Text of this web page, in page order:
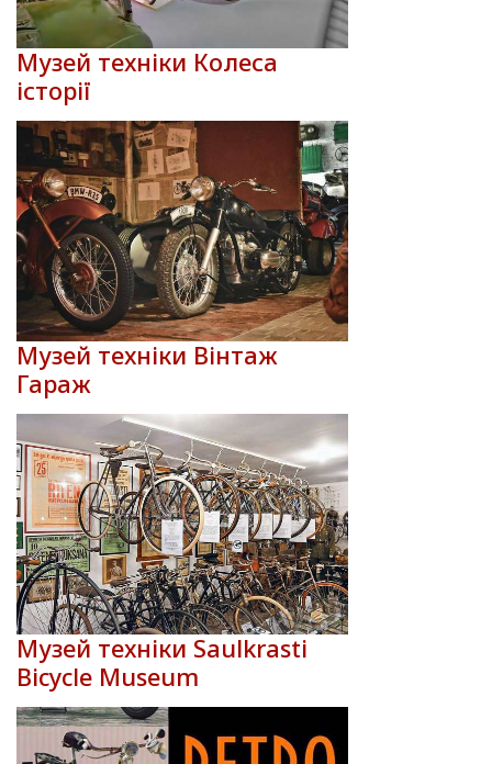
Музей техніки Колеса
історії
Музей техніки Вінтаж
Гараж
Музей техніки Saulkrasti
Bicycle Museum